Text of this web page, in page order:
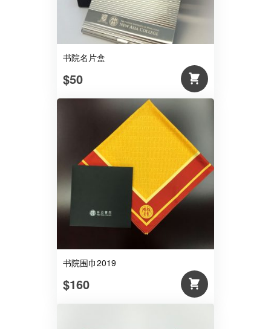
书院名片盒
$50
书院围巾2019
$160